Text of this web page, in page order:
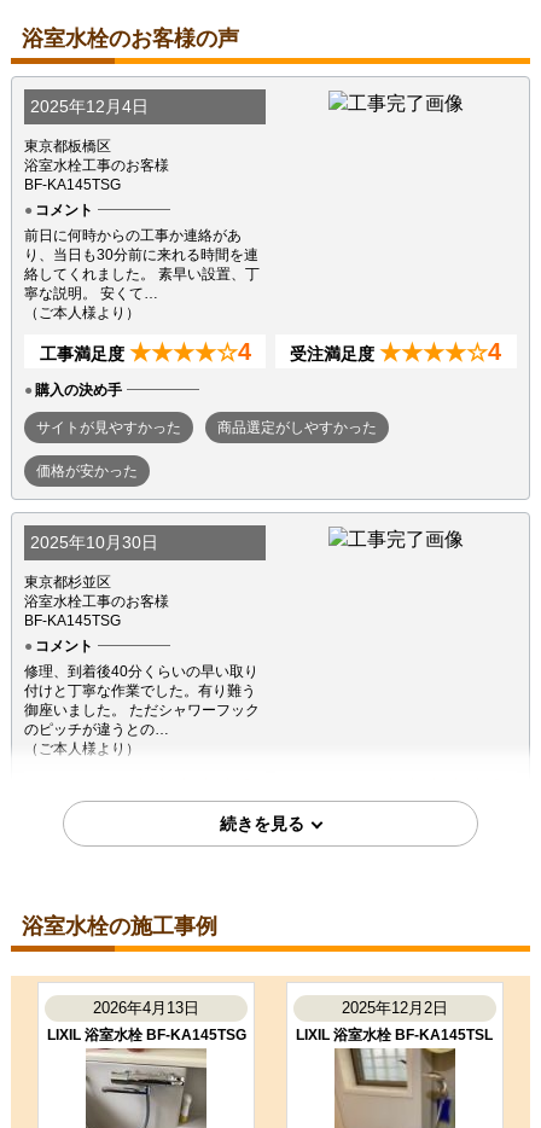
浴室水栓のお客様の声
2025年12月4日
東京都板橋区
浴室水栓工事のお客様
BF-KA145TSG
コメント
前日に何時からの工事か連絡があ
り、当日も30分前に来れる時間を連
絡してくれました。 素早い設置、丁
寧な説明。 安くて…
（ご本人様より）
工事満足度 ★★★★☆4 受注満足度 ★★★★☆4
購入の決め手
サイトが見やすかった 商品選定がしやすかった
価格が安かった
2025年10月30日
東京都杉並区
浴室水栓工事のお客様
BF-KA145TSG
コメント
修理、到着後40分くらいの早い取り
付けと丁寧な作業でした。有り難う
御座いました。 ただシャワーフック
のピッチが違うとの…
（ご本人様より）
購入の決め手
2025年8月13日
東京都世田谷区
浴室水栓工事のお客様
BF-KA147TSL
コメント
職人さんがテキパキと作業してくだ
さり、あっという間に新しいシャワ
ー水栓になりました。デザインもス
タイリッシュで気に入って…
浴室水栓の施工事例
2026年4月13日
LIXIL 浴室水栓 BF-KA145TSG
2025年12月2日
LIXIL 浴室水栓 BF-KA145TSL